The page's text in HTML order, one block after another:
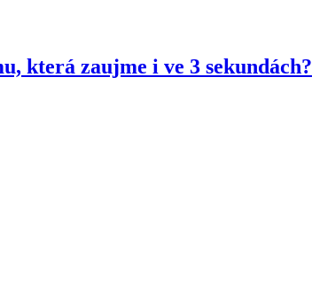
která zaujme i ve 3 sekundách?